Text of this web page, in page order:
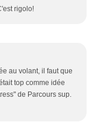
rigolo!
au volant, il faut que
top comme idée
de Parcours sup.